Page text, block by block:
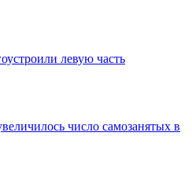
левую часть
число самозанятых в